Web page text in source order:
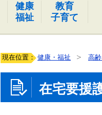
健康
福祉
教育
子育て
現在位置： 健康・福祉 高
在宅要援